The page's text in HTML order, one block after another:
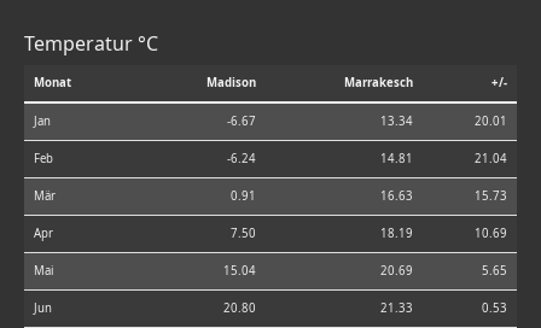
Temperatur °C
Monat Madison Marrakesch +/-
Jan -6.67 13.34 20.01
Feb -6.24 14.81 21.04
Mär 0.91 16.63 15.73
Apr 7.50 18.19 10.69
Mai 15.04 20.69 5.65
Jun 20.80 21.33 0.53